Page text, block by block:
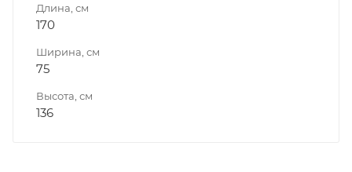
Длина, см
170
Ширина, см
75
Высота, см
136